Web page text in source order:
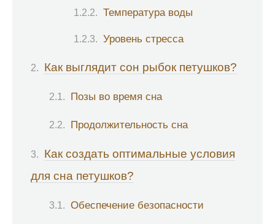
Температура воды
Уровень стресса
Как выглядит сон рыбок петушков?
Позы во время сна
Продолжительность сна
Как создать оптимальные условия
для сна петушков?
Обеспечение безопасности